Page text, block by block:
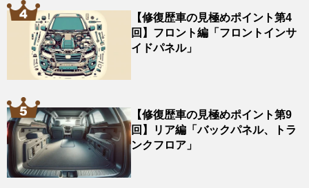
【修復歴車の見極めポイント第4
回】フロント編「フロントインサ
イドパネル」
【修復歴車の見極めポイント第9
回】リア編「バックパネル、トラ
ンクフロア」